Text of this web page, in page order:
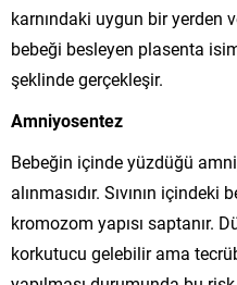
karnındaki uygun bir yerden
bebeği besleyen plasenta
şeklinde gerçekleşir.
Amniyosentez
Bebeğin içinde yüzdüğü
alınmasıdır. Sıvının
kromozom yapısı saptanır.
korkutucu gelebilir ama